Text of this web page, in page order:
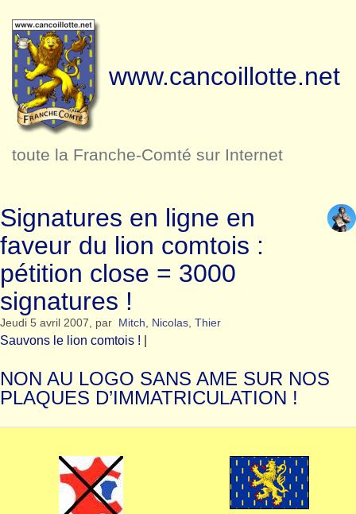
www.cancoillotte.net
toute la Franche-Comté sur Internet
Signatures en ligne en
faveur du lion comtois :
pétition close = 3000
signatures !
Jeudi 5 avril 2007, par Mitch, Nicolas, Thier
Sauvons le lion comtois !
NON AU LOGO SANS AME SUR NOS
PLAQUES D’IMMATRICULATION !